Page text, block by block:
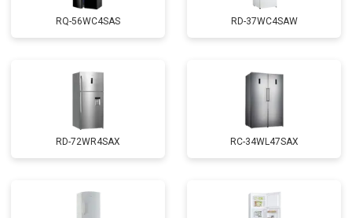
RQ-56WC4SAS RD-37WC4SAW
RD-72WR4SAX RС-34WL47SAX